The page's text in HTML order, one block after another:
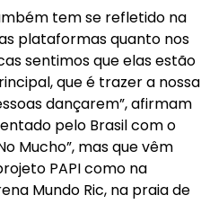
tem se refletido na
plataformas quanto nos
sentimos que elas estão
que é trazer a nossa
dançarem”, afirmam
pelo Brasil com o
Mucho”, mas que vêm
PAPI como na
Mundo Ric, na praia de